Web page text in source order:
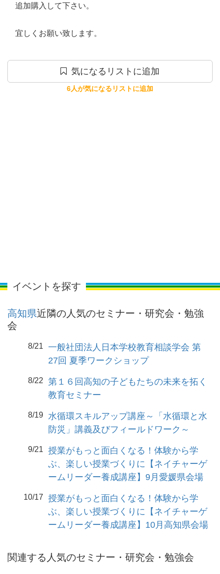
追加購入して下さい。
宜しくお願い致します。
気になるリストに追加
6人が気になるリストに追加
イベントを探す
高知県近隣の人気のセミナー・研究会・勉強
会
8/21
一般社団法人日本学校教育相談学会 第
27回 夏季ワークショップ
8/22
第１６回高知の子どもたちの未来を拓く
教育セミナー
8/19 水循環スキルアップ講座～「水循環と水
防災」講義及びフィールドワーク～
9/21
授業がもっと面白くなる！体験から学
ぶ、楽しい授業づくりに【ネイチャーゲ
ームリーダー養成講座】9月愛媛県会場
10/17
授業がもっと面白くなる！体験から学
ぶ、楽しい授業づくりに【ネイチャーゲ
ームリーダー養成講座】10月高知県会場
関連する人気のセミナー・研究会・勉強会